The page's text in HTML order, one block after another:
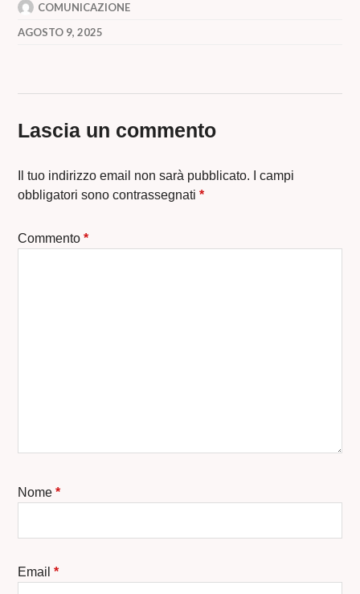
COMUNICAZIONE
AGOSTO 9, 2025
Lascia un commento
Il tuo indirizzo email non sarà pubblicato.
I campi
obbligatori sono contrassegnati*
Commento*
Nome*
Email*